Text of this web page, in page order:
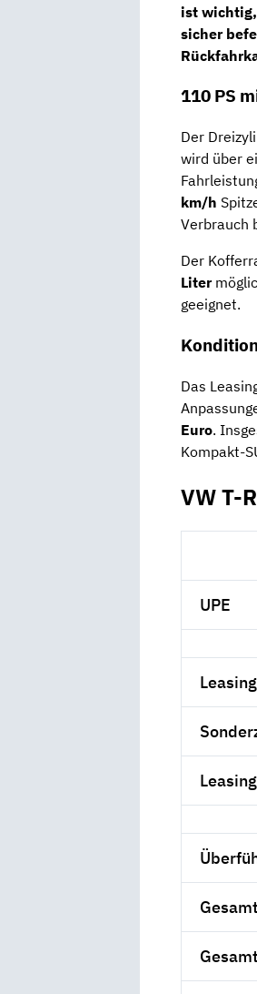
ist
sicher
110 PS
Der
wird über
km/h
Verbrauch
Der
Liter
geeignet.
Das
Euro.
Kompakt-
VW T-
UPE